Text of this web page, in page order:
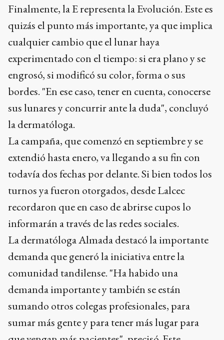
Finalmente, la E representa la Evolución. Este es
quizás el punto más importante, ya que implica
cualquier cambio que el lunar haya
experimentado con el tiempo: si era plano y se
engrosó, si modificó su color, forma o sus
bordes. "En ese caso, tener en cuenta, conocerse
sus lunares y concurrir ante la duda", concluyó
la dermatóloga.
La campaña, que comenzó en septiembre y se
extendió hasta enero, va llegando a su fin con
todavía dos fechas por delante. Si bien todos los
turnos ya fueron otorgados, desde Lalcec
recordaron que en caso de abrirse cupos lo
informarán a través de las redes sociales.
La dermatóloga Almada destacó la importante
demanda que generó la iniciativa entre la
comunidad tandilense. "Ha habido una
demanda importante y también se están
sumando otros colegas profesionales, para
sumar más gente y para tener más lugar para